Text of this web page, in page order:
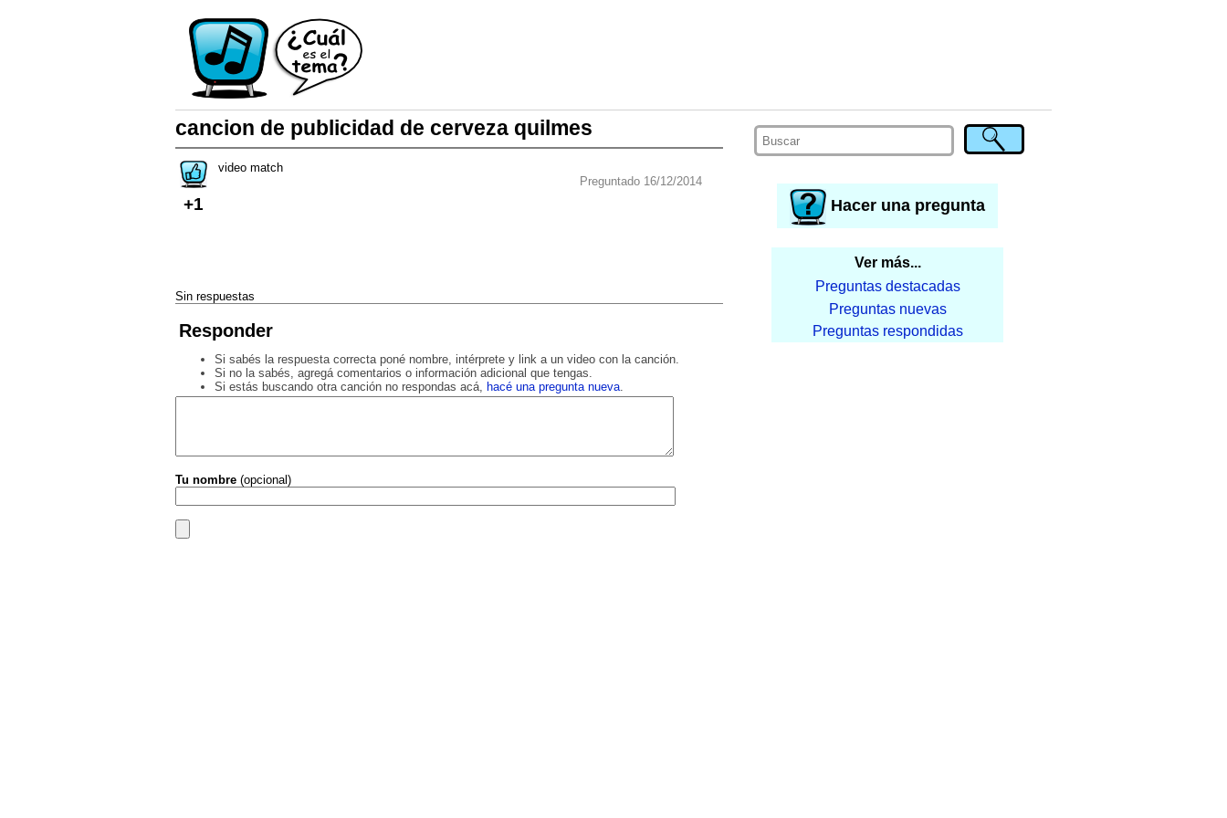
Hacer una pregunta
Ver más...
Preguntas destacadas
Preguntas nuevas
Preguntas respondidas
cancion de publicidad de cerveza quilmes
+1
video match
Preguntado 16/12/2014
Sin respuestas
Responder
Si sabés la respuesta correcta poné nombre, intérprete y link a un video con la canción.
Si no la sabés, agregá comentarios o información adicional que tengas.
Si estás buscando otra canción no respondas acá, hacé una pregunta nueva.
Tu nombre (opcional)